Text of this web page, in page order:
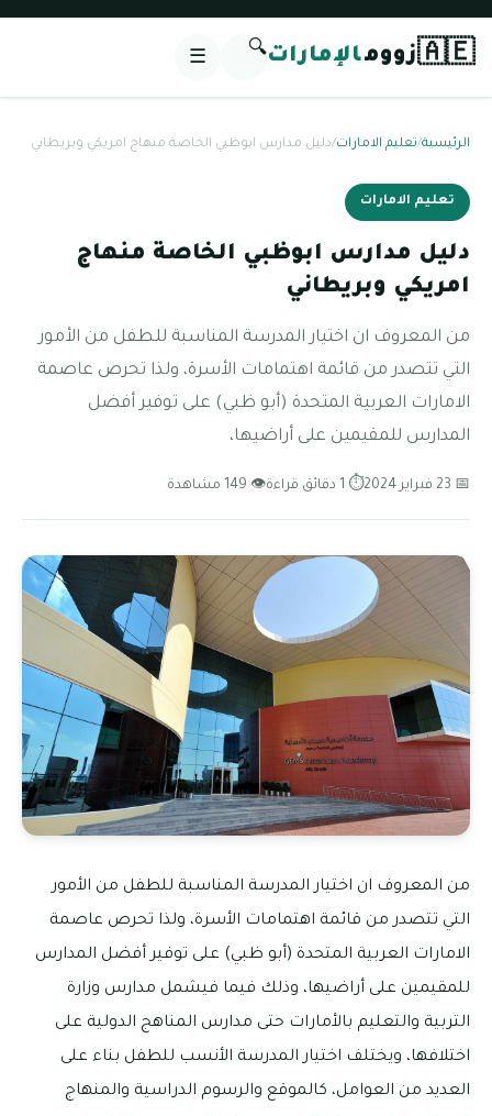
🇦🇪زوومالإمارات🔍
☰
الرئيسية/تعليم الامارات/دليل مدارس ابوظبي الخاصة منهاج امريكي وبريطاني
تعليم الامارات
دليل مدارس ابوظبي الخاصة منهاج
امريكي وبريطاني
من المعروف ان اختيار المدرسة المناسبة للطفل من الأمور
التي تتصدر من قائمة اهتمامات الأسرة، ولذا تحرص عاصمة
الامارات العربية المتحدة (أبو ظبي) على توفير أفضل
المدارس للمقيمين على أراضيها،
📅 23 فبراير 2024 ⏱ 1 دقائق قراءة 👁 149 مشاهدة
من المعروف ان اختيار المدرسة المناسبة للطفل من الأمور
التي تتصدر من قائمة اهتمامات الأسرة، ولذا تحرص عاصمة
الامارات العربية المتحدة (أبو ظبي) على توفير أفضل المدارس
للمقيمين على أراضيها، وذلك فيما فيشمل مدارس وزارة
التربية والتعليم بالأمارات حتى مدارس المناهج الدولية على
اختلافها، ويختلف اختيار المدرسة الأنسب للطفل بناء على
العديد من العوامل، كالموقع والرسوم الدراسية والمنهاج